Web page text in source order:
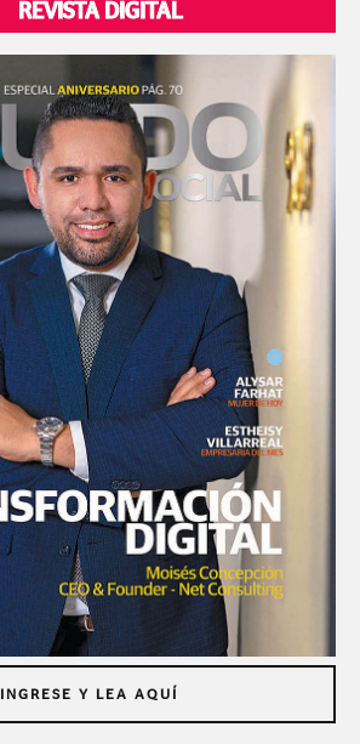
REVISTA DIGITAL
INGRESE Y LEA AQUÍ